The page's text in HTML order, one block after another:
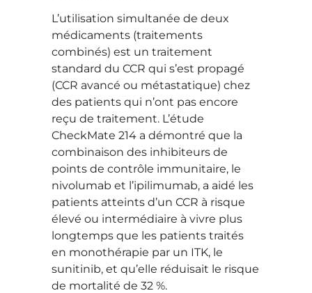
L’utilisation simultanée de deux
médicaments (traitements
combinés) est un traitement
standard du CCR qui s’est propagé
(CCR avancé ou métastatique) chez
des patients qui n’ont pas encore
reçu de traitement. L’étude
CheckMate 214 a démontré que la
combinaison des inhibiteurs de
points de contrôle immunitaire, le
nivolumab et l’ipilimumab, a aidé les
patients atteints d’un CCR à risque
élevé ou intermédiaire à vivre plus
longtemps que les patients traités
en monothérapie par un ITK, le
sunitinib, et qu’elle réduisait le risque
de mortalité de 32 %.